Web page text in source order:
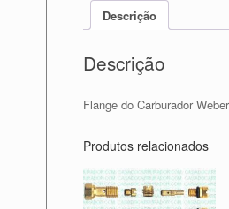
Descrição
Descrição
Flange do Carburador
Produtos relacionados